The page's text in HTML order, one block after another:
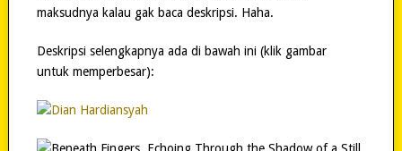
maksudnya kalau gak baca deskripsi. Haha.
Deskripsi selengkapnya ada di bawah ini (klik gambar
untuk memperbesar):